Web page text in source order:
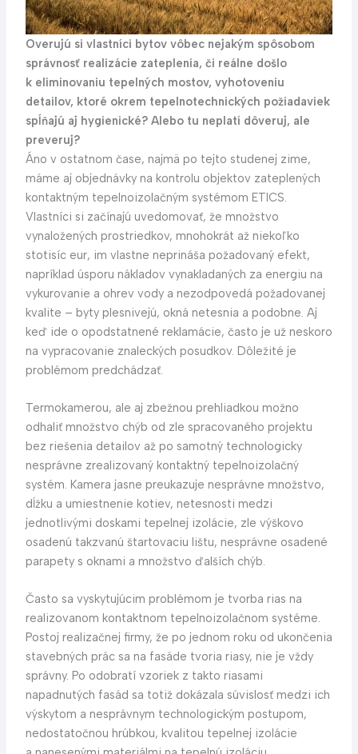
Overujú si vlastníci bytov vôbec nejakým spôsobom
správnosť realizácie zateplenia, či reálne došlo
k eliminovaniu tepelných mostov, vyhotoveniu
detailov, ktoré okrem tepelnotechnických požiadaviek
spĺňajú aj hygienické? Alebo tu neplatí dôveruj, ale
preveruj?
Áno v ostatnom čase, najmä po tejto studenej zime,
máme aj objednávky na kontrolu objektov zateplených
kontaktným tepelnoizolačným systémom ETICS.
Vlastníci si začínajú uvedomovať, že množstvo
vynaložených prostriedkov, mnohokrát až niekoľko
stotisíc eur, im vlastne neprináša požadovaný efekt,
napríklad úsporu nákladov vynakladaných za energiu na
vykurovanie a ohrev vody a nezodpovedá požadovanej
kvalite – byty plesnivejú, okná netesnia a podobne. Aj
keď ide o opodstatnené reklamácie, často je už neskoro
na vypracovanie znaleckých posudkov. Dôležité je
problémom predchádzať.
Termokamerou, ale aj zbežnou prehliadkou možno
odhaliť množstvo chýb od zle spracovaného projektu
bez riešenia detailov až po samotný technologicky
nesprávne zrealizovaný kontaktný tepelnoizolačný
systém. Kamera jasne preukazuje nesprávne množstvo,
dĺžku a umiestnenie kotiev, netesnosti medzi
jednotlivými doskami tepelnej izolácie, zle výškovo
osadenú takzvanú štartovaciu lištu, nesprávne osadené
parapety s oknami a množstvo ďalších chýb.
Často sa vyskytujúcim problémom je tvorba rias na
realizovanom kontaktnom tepelnoizolačnom systéme.
Postoj realizačnej firmy, že po jednom roku od ukončenia
stavebných prác sa na fasáde tvoria riasy, nie je vždy
správny. Po odobratí vzoriek z takto riasami
napadnutých fasád sa totiž dokázala súvislosť medzi ich
výskytom a nesprávnym technologickým postupom,
nedostatočnou hrúbkou, kvalitou tepelnej izolácie